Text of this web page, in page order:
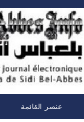
عنصر القائمة